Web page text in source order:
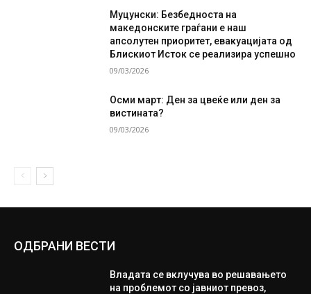
Муцунски: Безбедноста на
македонските граѓани е наш
апсолутен приоритет, евакуацијата од
Блискиот Исток се реализира успешно
09/03/2026
Осми март: Ден за цвеќе или ден за
вистината?
09/03/2026
ОДБРАНИ ВЕСТИ
Владата се вклучува во решавањето
на проблемот со јавниот превоз,